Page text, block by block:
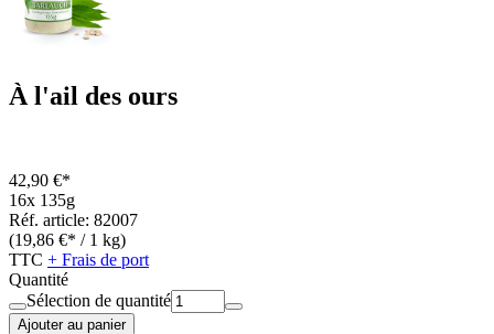
À l'ail des ours
42,90 €*
16x 135g
Réf. article: 82007
(19,86 €* / 1 kg)
TTC + Frais de port
Quantité
Sélection de quantité
Ajouter au panier